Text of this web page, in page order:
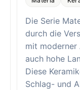
Die Serie
durch die
mit moderner
auch hohe
Diese
Schlag- und